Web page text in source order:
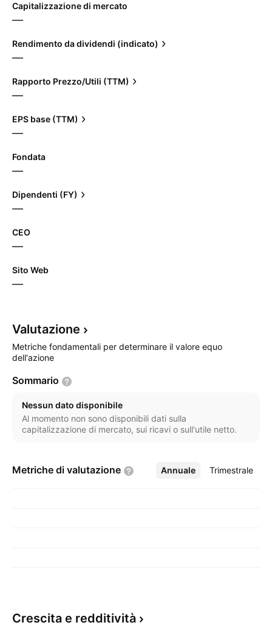
Capitalizzazione di mercato
—
Rendimento da dividendi (indicato)
—
Rapporto Prezzo/Utili (TTM)
—
EPS base (TTM)
—
Fondata
—
Dipendenti (FY)
—
CEO
—
Sito Web
—
Valutazione
Metriche fondamentali per determinare il valore equo
dell'azione
Sommario
Nessun dato disponibile
Al momento non sono disponibili dati sulla
capitalizzazione di mercato, sui ricavi o sull'utile netto.
Metriche di valutazione Annuale Trimestrale
Altro
Crescita e redditività